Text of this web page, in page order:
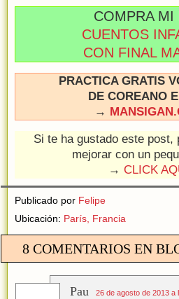
COMPRA MI
CUENTOS
CON FINAL
PRACTICA GRATIS
DE COREANO
→
Si te ha gustado este post,
mejorar con un
→ CLICK
Publicado por Felipe
Ubicación: París, Francia
8 COMENTARIOS EN
Pau 26 de agosto de 2013 a